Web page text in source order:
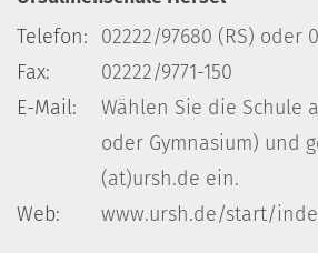
Telefon:
02222/97680 (RS) oder
Fax:
02222/9771-150
E-Mail:
Wählen Sie die Schule
oder Gymnasium) und
(at)ursh.de ein.
Web:
www.ursh.de/start/